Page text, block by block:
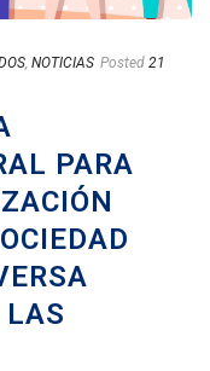
, NOTICIAS Posted 21
PARA
LAS